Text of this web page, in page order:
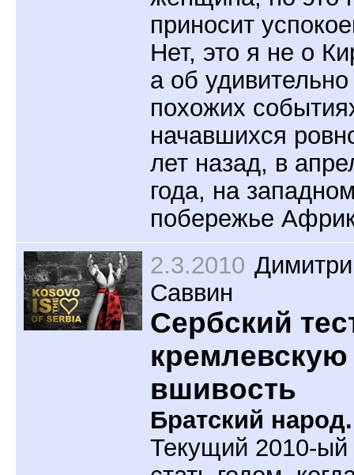
приносит
Нет, это я не о
а об удивительно
похожих
начавшихся
лет назад, в
года, на
побережье
2.3.2010
Саввин
Сербский
кремлевскую
вшивость
Братский народ.
Текущий 2010-